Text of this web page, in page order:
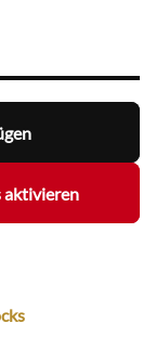
aktivieren